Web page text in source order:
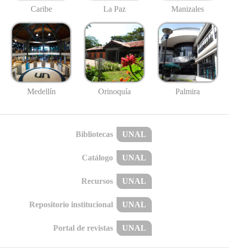
Caribe La Paz Manizales
Medellín Orinoquía Palmira
Bibliotecas UNAL
Catálogo UNAL
Recursos UNAL
Repositorio institucional UNAL
Portal de revistas UNAL